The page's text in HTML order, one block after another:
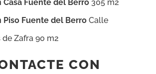
Casa Fuente del Berro 305 m2
Piso Fuente del Berro Calle
de Zafra 90 m2
CON